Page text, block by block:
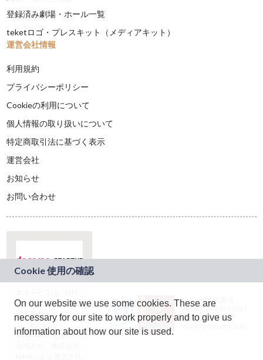
登録済み劇場・ホール一覧
teketロゴ・プレスキット（メディアキット）
運営会社情報
利用規約
プライバシーポリシー
Cookieの利用について
個人情報の取り扱いについて
特定商取引法に基づく表示
運営会社
お知らせ
お問い合わせ
ドコモグループの新
規事業創出プログラ
ム「docomo
STARTUP」を通じて
JASRAC許諾番号：
9024936001Y45037
JASRAC許諾番号：
On our website we use some cookies. These are
necessary for our site to work properly and to give us
information about how our site is used.